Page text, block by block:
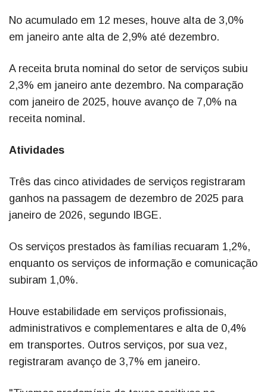
No acumulado em 12 meses, houve alta de 3,0%
em janeiro ante alta de 2,9% até dezembro.
A receita bruta nominal do setor de serviços subiu
2,3% em janeiro ante dezembro. Na comparação
com janeiro de 2025, houve avanço de 7,0% na
receita nominal.
Atividades
Três das cinco atividades de serviços registraram
ganhos na passagem de dezembro de 2025 para
janeiro de 2026, segundo IBGE.
Os serviços prestados às famílias recuaram 1,2%,
enquanto os serviços de informação e comunicação
subiram 1,0%.
Houve estabilidade em serviços profissionais,
administrativos e complementares e alta de 0,4%
em transportes. Outros serviços, por sua vez,
registraram avanço de 3,7% em janeiro.